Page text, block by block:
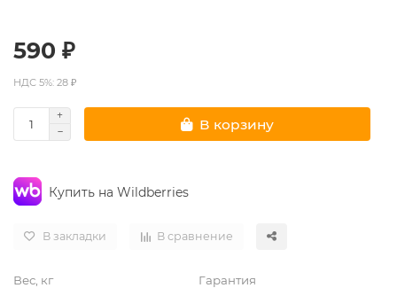
590 ₽
НДС 5%: 28 ₽
В корзину
Купить на Wildberries
В закладки В сравнение
Вес, кг Гарантия